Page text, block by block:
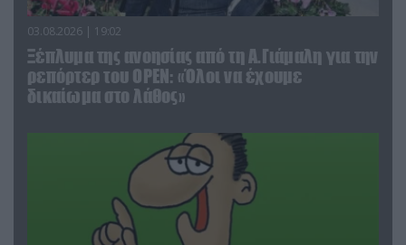
03.08.2026 | 19:02
Ξέπλυμα της ανοησίας από τη Α.Γιάμαλη για την
ρεπόρτερ του ΟΡΕΝ: «Όλοι να έχουμε
δικαίωμα στο λάθος»